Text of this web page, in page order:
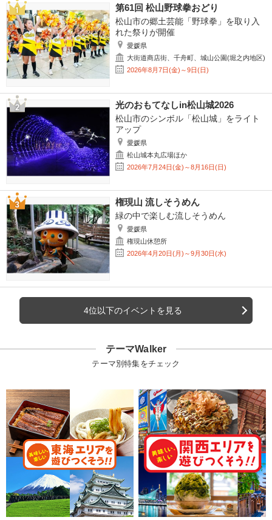
第61回 松山野球拳おどり
松山市の郷土芸能「野球拳」を取り入
れた祭りが開催
愛媛県
大街道商店街、千舟町、城山公園(堀之内地区)
2026年8月7日(金)～9日(日)
光のおもてなしin松山城2026
松山市のシンボル「松山城」をライト
アップ
愛媛県
松山城本丸広場ほか
2026年7月24日(金)～8月16日(日)
権現山 流しそうめん
緑の中で楽しむ流しそうめん
愛媛県
権現山休憩所
2026年4月20日(月)～9月30日(水)
4位以下のイベントを見る
テーマWalker
テーマ別特集をチェック